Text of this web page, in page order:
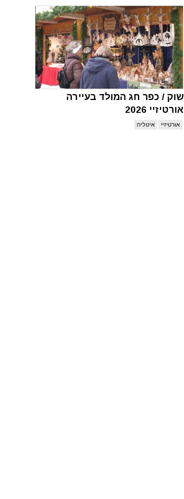
שוק / כפר חג המולד בעיירה
אורטיזיי 2026
אורטיזיי איטליה